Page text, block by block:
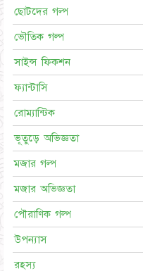
ছোটদের গল্প
ভৌতিক গল্প
সাইন্স ফিকশন
ফ্যান্টাসি
রোম্যান্টিক
ভূতুড়ে অভিজ্ঞতা
মজার গল্প
মজার অভিজ্ঞতা
পৌরাণিক গল্প
উপন্যাস
রহস্য